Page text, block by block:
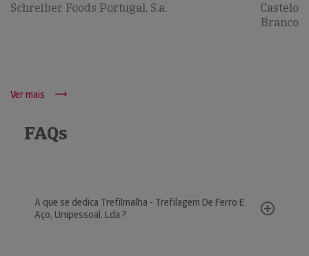
Schreiber Foods Portugal, S.a.
Castelo
Branco
Ver mais
FAQs
A que se dedica Trefilmalha - Trefilagem De Ferro E
Aço, Unipessoal, Lda.?